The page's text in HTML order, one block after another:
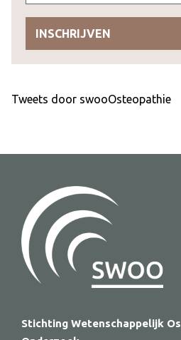
INSCHRIJVEN
Tweets door swooOsteopathie
Stichting Wetenschappelijk